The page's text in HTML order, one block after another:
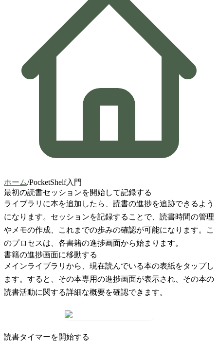
ホーム/PocketShelf入門
最初の読書セッションを開始して記録する
ライブラリに本を追加したら、読書の進捗を追跡できるよう
になります。セッションを記録することで、読書時間の管理
やメモの作成、これまでの歩みの確認が可能になります。こ
のプロセスは、各書籍の進捗画面から始まります。
書籍の進捗画面に移動する
メインライブラリから、現在読んでいる本の表紙をタップし
ます。すると、その本専用の進捗画面が表示され、その本の
読書活動に関する詳細な概要を確認できます。
読書タイマーを開始する